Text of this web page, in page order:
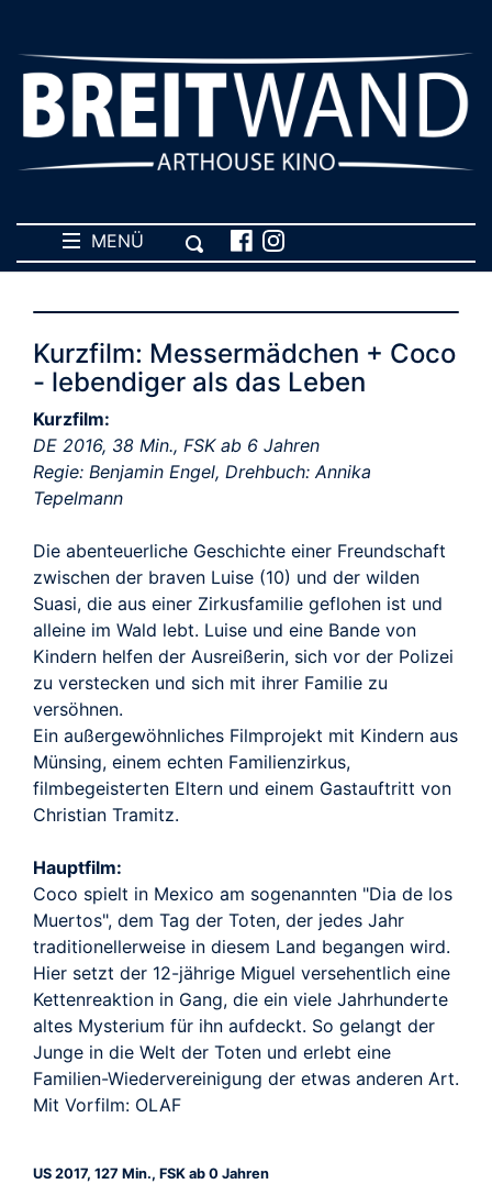
MENÜ
TRAILER
Kurzfilm: Messermädchen + Coco
- lebendiger als das Leben
Kurzfilm:
DE 2016, 38 Min., FSK ab 6 Jahren
Regie: Benjamin Engel, Drehbuch: Annika
Tepelmann
Die abenteuerliche Geschichte einer Freundschaft
zwischen der braven Luise (10) und der wilden
Suasi, die aus einer Zirkusfamilie geflohen ist und
alleine im Wald lebt. Luise und eine Bande von
Kindern helfen der Ausreißerin, sich vor der Polizei
zu verstecken und sich mit ihrer Familie zu
versöhnen.
Ein außergewöhnliches Filmprojekt mit Kindern aus
Münsing, einem echten Familienzirkus,
filmbegeisterten Eltern und einem Gastauftritt von
Christian Tramitz.
Hauptfilm:
Coco spielt in Mexico am sogenannten "Dia de los
Muertos", dem Tag der Toten, der jedes Jahr
traditionellerweise in diesem Land begangen wird.
Hier setzt der 12-jährige Miguel versehentlich eine
Kettenreaktion in Gang, die ein viele Jahrhunderte
altes Mysterium für ihn aufdeckt. So gelangt der
Junge in die Welt der Toten und erlebt eine
Familien-Wiedervereinigung der etwas anderen Art.
Mit Vorfilm: OLAF
US 2017, 127 Min., FSK ab 0 Jahren